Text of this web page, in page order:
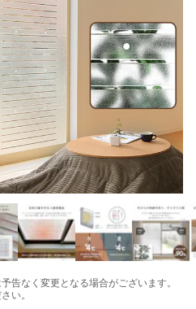
告なく変更となる場合がございます。
い。